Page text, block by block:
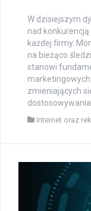
W dzisiejszym
nad
każdej firmy.
na bieżąco
stanowi
zmieniających
Internet oraz